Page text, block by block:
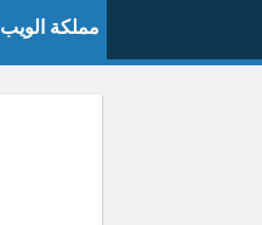
مملكة الويب